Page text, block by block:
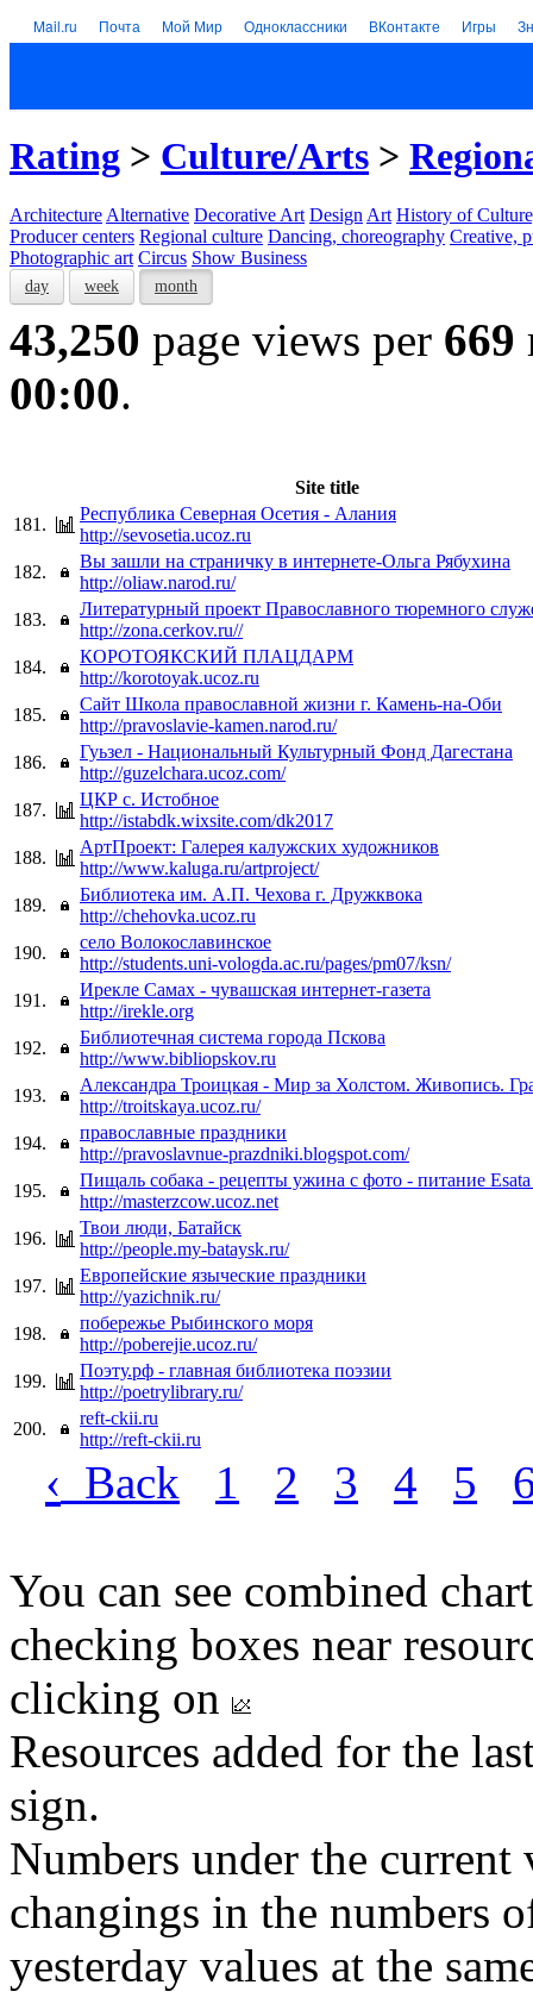
Mail.ru Почта Мой Мир Одноклассники ВКонтакте Игры
Rating > Culture/Arts >
Architecture Alternative Decorative Art Design Art History of
Producer centers Regional culture Dancing, choreography Creative,
Photographic art Circus Show Business
day week month
43,250 page views per 669
00:00.
Site title
181.
Республика Северная Осетия - Алания
http://sevosetia.ucoz.ru
182.
Вы зашли на страничку в интернете-Ольга Рябухина
http://oliaw.narod.ru/
183.
Литературный проект Православного тюремного
http://zona.cerkov.ru//
184.
КОРОТОЯКСКИЙ ПЛАЦДАРМ
http://korotoyak.ucoz.ru
185.
Сайт Школа православной жизни г. Камень-на-Оби
http://pravoslavie-kamen.narod.ru/
186.
Гуьзел - Национальный Культурный Фонд Дагестана
http://guzelchara.ucoz.com/
187.
ЦКР с. Истобное
http://istabdk.wixsite.com/dk2017
188.
АртПроект: Галерея калужских художников
http://www.kaluga.ru/artproject/
189.
Библиотека им. А.П. Чехова г. Дружквока
http://chehovka.ucoz.ru
190.
село Волокославинское
http://students.uni-vologda.ac.ru/pages/pm07/ksn/
191.
Ирекле Самах - чувашская интернет-газета
http://irekle.org
192.
Библиотечная система города Пскова
http://www.bibliopskov.ru
193.
Александра Троицкая - Мир за Холстом. Живопись.
http://troitskaya.ucoz.ru/
194.
православные праздники
http://pravoslavnue-prazdniki.blogspot.com/
195.
Пищаль собака - рецепты ужина с фото - питание Esata
http://masterzcow.ucoz.net
196.
Твои люди, Батайск
http://people.my-bataysk.ru/
197.
Европейские языческие праздники
http://yazichnik.ru/
198.
побережье Рыбинского моря
http://poberejie.ucoz.ru/
199.
Поэту.рф - главная библиотека поэзии
http://poetrylibrary.ru/
200.
reft-ckii.ru
http://reft-ckii.ru
‹ Back 1 2 3 4 5
You can see combined
checking boxes near
clicking on
Resources added for the
sign.
Numbers under the
changings in the numbers
yesterday values at the